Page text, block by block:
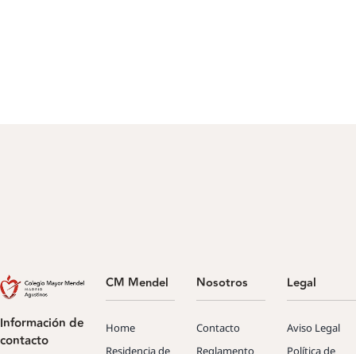
Información de
contacto
CM Mendel
Home
Residencia de
Nosotros
Contacto
Reglamento
Legal
Aviso Legal
Política de